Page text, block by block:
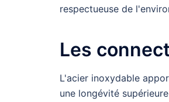
respectueuse de
Les
L'acier inoxydable
une longévité